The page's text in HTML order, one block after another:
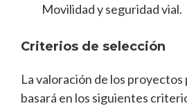
Movilidad y seguridad vial.
Criterios de selección
La valoración de los
basará en los siguientes